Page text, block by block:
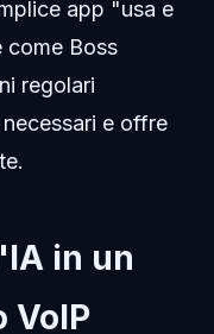
app "usa e
Boss
regolari
e offre
in un
VoIP